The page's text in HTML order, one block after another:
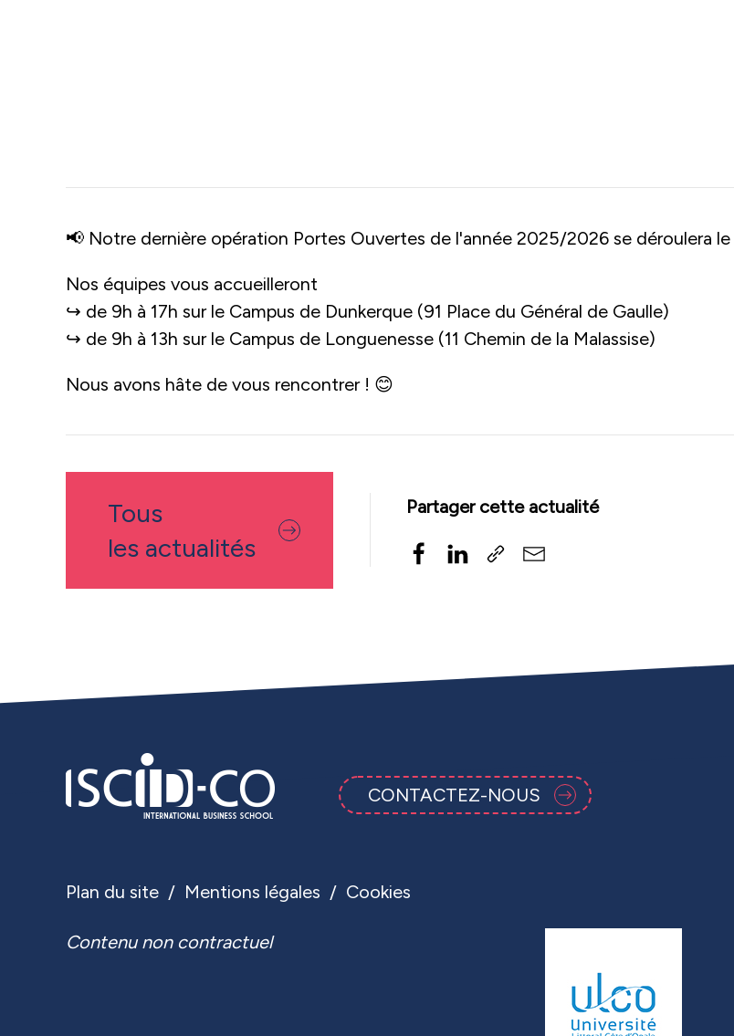
📢 Notre dernière opération Portes Ouvertes de l'année 2025/2026 se déroulera le
Nos équipes vous accueilleront
↪ de 9h à 17h sur le Campus de Dunkerque (91 Place du Général de Gaulle)
↪ de 9h à 13h sur le Campus de Longuenesse (11 Chemin de la Malassise)
Nous avons hâte de vous rencontrer ! 😊
Tous
les actualités
Partager cette actualité
CONTACTEZ-NOUS
Plan du site Mentions légales Cookies
Contenu non contractuel